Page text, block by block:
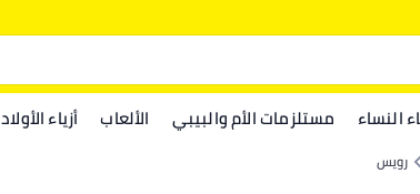
النساء مستلزمات الأم والبيبي الألعاب أزياء الأولاد
رويس